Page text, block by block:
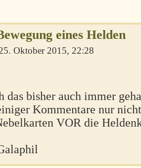
eines Helden
Oktober 2015, 22:28
das bisher auch immer
Kommentare nur
VOR die